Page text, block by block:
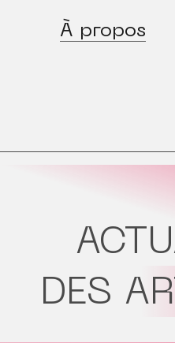
À propos
DES